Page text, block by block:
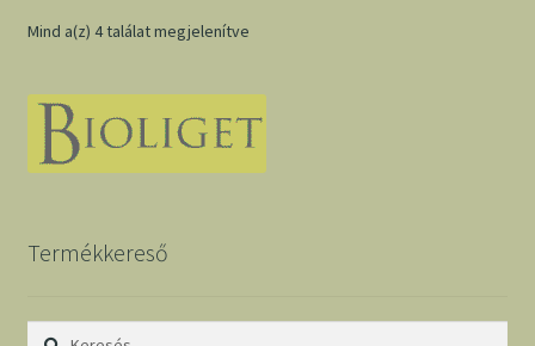
Mind a(z) 4 találat megjelenítve
Termékkereső
Keresés: